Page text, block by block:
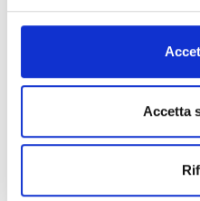
Accetta
Residenze Universitarie -
Sport
Servizi per il superamento